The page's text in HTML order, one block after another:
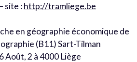
site :http://tramliege.be
en géographie économique de
(B11) Sart-Tilman
Août, 2 à 4000 Liège